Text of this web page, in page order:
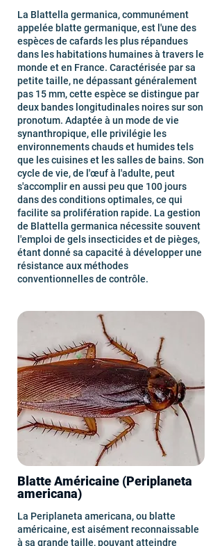
La Blattella germanica, communément
appelée blatte germanique, est l'une des
espèces de cafards les plus répandues
dans les habitations humaines à travers le
monde et en France. Caractérisée par sa
petite taille, ne dépassant généralement
pas 15 mm, cette espèce se distingue par
deux bandes longitudinales noires sur son
pronotum. Adaptée à un mode de vie
synanthropique, elle privilégie les
environnements chauds et humides tels
que les cuisines et les salles de bains. Son
cycle de vie, de l'œuf à l'adulte, peut
s'accomplir en aussi peu que 100 jours
dans des conditions optimales, ce qui
facilite sa prolifération rapide. La gestion
de Blattella germanica nécessite souvent
l'emploi de gels insecticides et de pièges,
étant donné sa capacité à développer une
résistance aux méthodes
conventionnelles de contrôle.
Blatte Américaine (Periplaneta
americana)
La Periplaneta americana, ou blatte
américaine, est aisément reconnaissable
à sa grande taille, pouvant atteindre